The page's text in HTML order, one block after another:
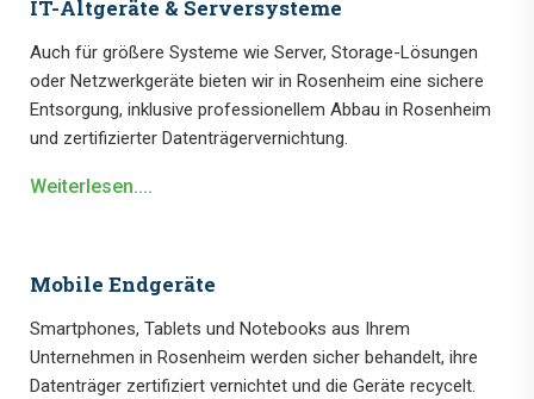
IT-Altgeräte & Serversysteme
Auch für größere Systeme wie Server, Storage-Lösungen
oder Netzwerkgeräte bieten wir in Rosenheim eine sichere
Entsorgung, inklusive professionellem Abbau in Rosenheim
und zertifizierter Datenträgervernichtung.
Weiterlesen....
Mobile Endgeräte
Smartphones, Tablets und Notebooks aus Ihrem
Unternehmen in Rosenheim werden sicher behandelt, ihre
Datenträger zertifiziert vernichtet und die Geräte recycelt.